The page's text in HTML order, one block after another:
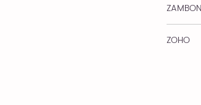
ZAMBON
ZOHO